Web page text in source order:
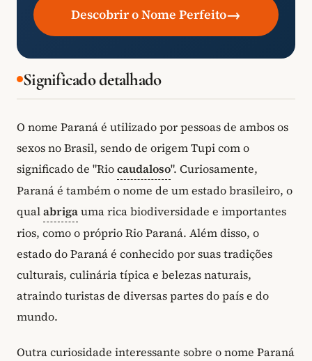
Descobrir o Nome Perfeito→
Significado detalhado
O nome Paraná é utilizado por pessoas de ambos os
sexos no Brasil, sendo de origem Tupi com o
significado de "Riocaudaloso". Curiosamente,
Paraná é também o nome de um estado brasileiro, o
qualabrigauma rica biodiversidade e importantes
rios, como o próprio Rio Paraná. Além disso, o
estado do Paraná é conhecido por suas tradições
culturais, culinária típica e belezas naturais,
atraindo turistas de diversas partes do país e do
mundo.
Outra curiosidade interessante sobre o nome Paraná